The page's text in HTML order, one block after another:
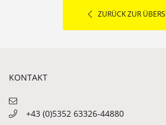
ZURÜCK ZUR
KONTAKT
+43 (0)5352 63326-44880